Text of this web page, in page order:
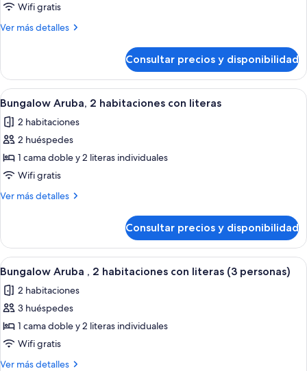
3
habitaciones
Wifi gratis
Ver más detalles
Más
Jamaica,
habitaciones
personas)
Consultar precios y disponibilidad
Abrir
todas
las
fotos
de
Bungalow
Aruba,
con
literas
Un edificio de dos pisos con un
6
Bungalow Aruba, 2 habitaciones con literas
2 habitaciones
2 huéspedes
1 cama doble y 2 literas individuales
Wifi gratis
Ver más detalles
Más
Aruba,
habitaciones
literas
Consultar precios y disponibilidad
Abrir
todas
las
fotos
de
Bungalow
Aruba
Un edificio de dos pisos con un
6
Bungalow Aruba , 2 habitaciones con literas (3 personas)
2 habitaciones
3 huéspedes
1 cama doble y 2 literas individuales
Wifi gratis
Ver más detalles
Más